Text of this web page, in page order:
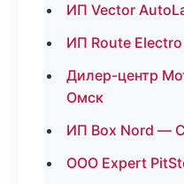
ИП Vector
ИП Route
Дилер-центр
Омск
ИП Box Nord —
ООО Expert